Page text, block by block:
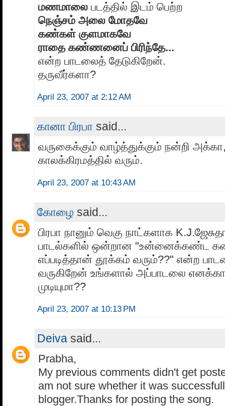
மணமாலை படத்தில் இடம் பெற்ற
நெஞ்சம் அலை மோதவே
கண்கள் குளமாகவே
ராதை கண்ணனைப் பிரிந்தே...
என்ற பாடலைத் தேடுகிறேன்.
தருவீர்களா?
April 23, 2007 at 2:12 AM
கானா பிரபா said...
வருகைக்கும் வாழ்த்துக்கும் நன்றி
காலக்கிரமத்தில் வரும்.
April 23, 2007 at 10:43 AM
கோழை said...
பிரபா நானும் வெகு நாட்களாக
பாடல்களில் ஒன்றான "உன்னைக்கண்ட
எப்படித்தான் தூக்கம் வரும்??" என்ற
வருகிறேன் உங்களால் அப்பாடலை
முடியுமா??
April 23, 2007 at 10:13 PM
Deiva said...
Prabha,
My previous comments didn't get
am not sure whether it was
blogger.Thanks for posting the song.